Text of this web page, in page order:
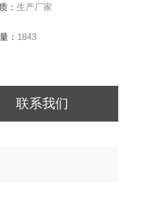
：生产厂家
： 1843
联系我们